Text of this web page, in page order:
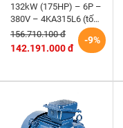
132kW (175HP) – 6P –
380V – 4KA315L6 (tốc
độ 990 ~1000RPM)
HEM VIHEM (Việt
Hung) điện cơ Hà Nội
-9%
156.710.100 đ
142.191.000 đ